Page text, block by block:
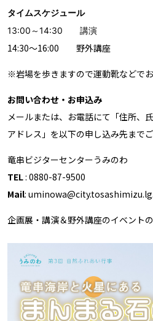
タイムスケジュール
13:00～14:30 講演
14:30～16:00 野外講座
※岩場を歩きますので運動靴などでお
お問い合わせ・お申込み
メールまたは、お電話にて「住所、
アドレス」を以下の申し込み先まで
竜串ビジターセンターうみのわ
TEL: 0880-87-9500
Mail:
企画展・講演＆野外講座のイベ